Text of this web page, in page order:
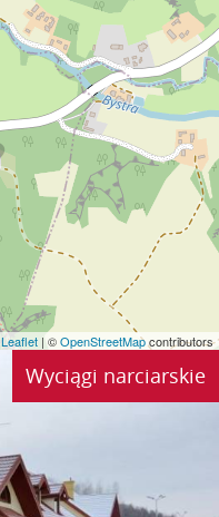
Leaflet | ©OpenStreetMapcontributors
Wyciągi narciarskie